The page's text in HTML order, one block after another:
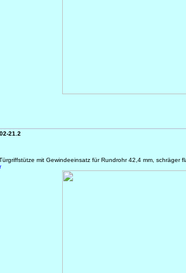
21.2
mit Gewindeeinsatz für Rundrohr 42,4 mm, schräger